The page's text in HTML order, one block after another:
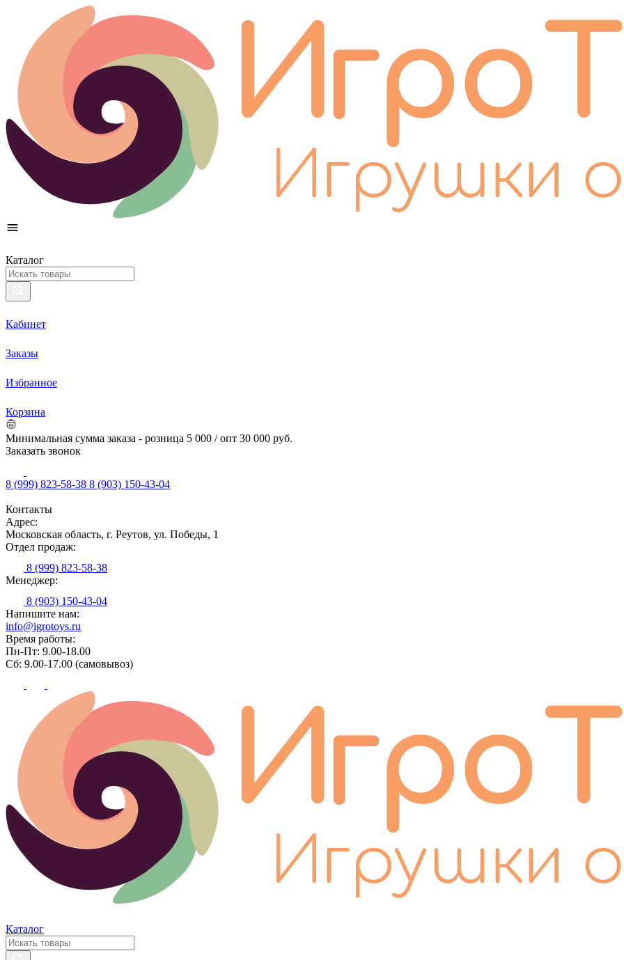
Каталог
Кабинет
Заказы
Избранное
Корзина
Минимальная сумма заказа - розница 5 000 / опт 30 000 руб.
Заказать звонок
8 (999) 823-58-38 8 (903) 150-43-04
Контакты
Адрес:
Московская область, г. Реутов, ул. Победы, 1
Отдел продаж:
8 (999) 823-58-38
Менеджер:
8 (903) 150-43-04
Напишите нам:
info@igrotoys.ru
Время работы:
Пн-Пт: 9.00-18.00
Сб: 9.00-17.00 (самовывоз)
Каталог